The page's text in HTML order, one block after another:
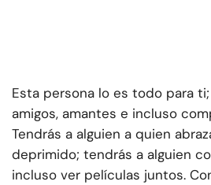
Esta persona lo es todo para
amigos, amantes e incluso
Tendrás a alguien a quien
deprimido; tendrás a alguien
incluso ver películas juntos.